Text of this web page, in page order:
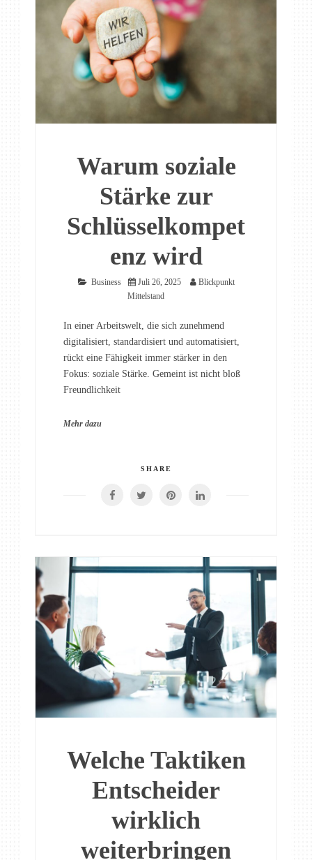
Warum soziale
Stärke zur
Schlüsselkompet
enz wird
Business Juli 26, 2025
Blickpunkt
Mittelstand
In einer Arbeitswelt, die sich zunehmend
digitalisiert, standardisiert und automatisiert,
rückt eine Fähigkeit immer stärker in den
Fokus: soziale Stärke. Gemeint ist nicht bloß
Freundlichkeit
Mehr dazu
SHARE
Welche Taktiken
Entscheider
wirklich
weiterbringen